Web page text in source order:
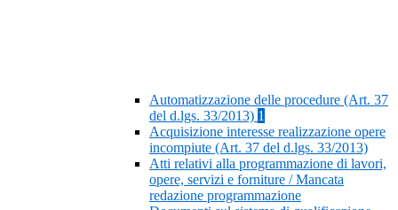
Automatizzazione delle procedure (Art. 37
del d.lgs. 33/2013) 1
Acquisizione interesse realizzazione opere
incompiute (Art. 37 del d.lgs. 33/2013)
Atti relativi alla programmazione di lavori,
opere, servizi e forniture / Mancata
redazione programmazione